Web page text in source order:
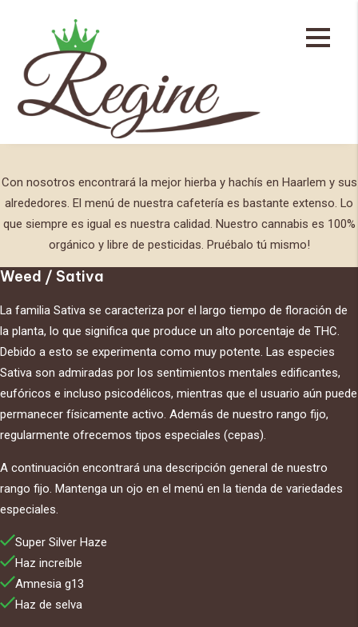
Menú de la cafetería
Weed / Sativa
Nuestros productos
Con nosotros encontrará la mejor hierba y hachís en Haarlem y sus
alrededores. El menú de nuestra cafetería es bastante extenso. Lo
que siempre es igual es nuestra calidad. Nuestro cannabis es 100%
orgánico y libre de pesticidas. Pruébalo tú mismo!
Weed / Sativa
La familia Sativa se caracteriza por el largo tiempo de floración de
la planta, lo que significa que produce un alto porcentaje de THC.
Debido a esto se experimenta como muy potente. Las especies
Sativa son admiradas por los sentimientos mentales edificantes,
eufóricos e incluso psicodélicos, mientras que el usuario aún puede
permanecer físicamente activo. Además de nuestro rango fijo,
regularmente ofrecemos tipos especiales (cepas).
A continuación encontrará una descripción general de nuestro
rango fijo. Mantenga un ojo en el menú en la tienda de variedades
especiales.
Super Silver Haze
Haz increíble
Amnesia g13
Haz de selva